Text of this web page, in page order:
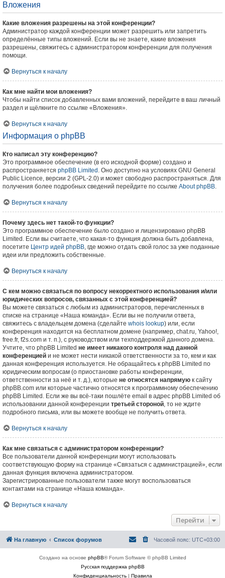
Вложения
Какие вложения разрешены на этой конференции?
Администратор каждой конференции может разрешить или запретить
определённые типы вложений. Если вы не знаете, какие вложения
разрешены, свяжитесь с администратором конференции для получения
помощи.
Вернуться к началу
Как мне найти мои вложения?
Чтобы найти список добавленных вами вложений, перейдите в ваш личный
раздел и щёлкните по ссылке «Вложения».
Вернуться к началу
Информация о phpBB
Кто написал эту конференцию?
Это программное обеспечение (в его исходной форме) создано и
распространяется phpBB Limited . Оно доступно на условиях GNU General
Public Licence, версии 2 (GPL-2.0) и может свободно распространяться. Для
получения более подробных сведений перейдите по ссылке About phpBB.
Вернуться к началу
Почему здесь нет такой-то функции?
Это программное обеспечение было создано и лицензировано phpBB
Limited. Если вы считаете, что какая-то функция должна быть добавлена,
посетите Центр идей phpBB, где можно отдать свой голос за уже поданные
идеи или предложить собственные.
Вернуться к началу
С кем можно связаться по вопросу некорректного использования и/или
юридических вопросов, связанных с этой конференцией?
Вы можете связаться с любым из администраторов, перечисленных в
списке на странице «Наша команда». Если вы не получили ответа,
свяжитесь с владельцем домена (сделайте whois lookup) или, если
конференция находится на бесплатном домене (например, chat.ru, Yahoo!,
free.fr, f2s.com и т. п.), с руководством или техподдержкой данного домена.
Учтите, что phpBB Limited не имеет никакого контроля над данной
конференцией и не может нести никакой ответственности за то, кем и как
данная конференция используется. Не обращайтесь к phpBB Limited по
юридическим вопросам (о приостановке работы конференции,
ответственности за неё и т. д.), которые не относятся напрямую к сайту
phpBB.com или которые частично относятся к программному обеспечению
phpBB Limited. Если же вы всё-таки пошлёте email в адрес phpBB Limited об
использовании данной конференции третьей стороной, то не ждите
подробного письма, или вы можете вообще не получить ответа.
Вернуться к началу
Как мне связаться с администратором конференции?
Все пользователи данной конференции могут использовать
соответствующую форму на странице «Связаться с администрацией», если
данная функция включена администратором.
Зарегистрированные пользователи также могут воспользоваться
контактами на странице «Наша команда».
Вернуться к началу
Перейти
На главную Список форумов Часовой пояс: UTC+03:00
Создано на основе phpBB® Forum Software © phpBB Limited
Русская поддержка phpBB
Конфиденциальность| Правила